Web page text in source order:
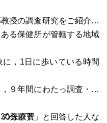
授の調査研究をご紹介し
る保健所が管轄する地域
，1日に歩いている時間
９年間にわたっ調査・研
分以下」と回答した人な
医療費